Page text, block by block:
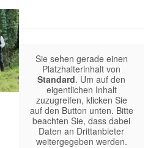
Sie sehen gerade einen
Platzhalterinhalt von
Standard. Um auf den
eigentlichen Inhalt
zuzugreifen, klicken Sie
auf den Button unten. Bitte
beachten Sie, dass dabei
Daten an Drittanbieter
weitergegeben werden.